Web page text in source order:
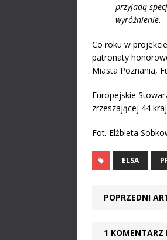
przyjadą
wyróżnienie.
Co roku w
patronaty
Miasta Poznania,
Europejskie
zrzeszającej 44
Fot. Elżbieta
ELSA
POPRZEDNI
1 KOMENTARZ